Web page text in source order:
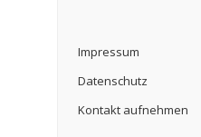
Impressum
Datenschutz
Kontakt aufnehmen